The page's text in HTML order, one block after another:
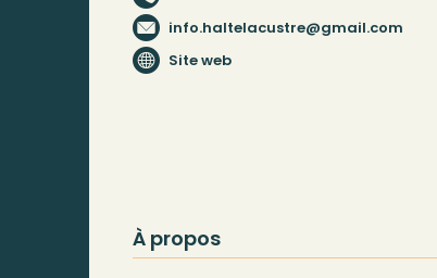
info.haltelacustre@gmail.com
Site web
À propos